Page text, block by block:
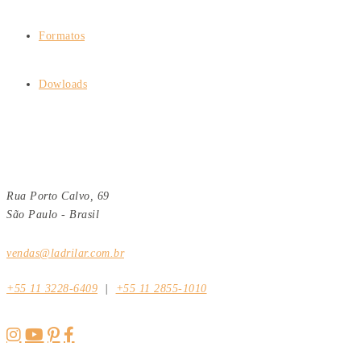
Formatos
Dowloads
Rua Porto Calvo, 69
São Paulo - Brasil
vendas@ladrilar.com.br
+55 11 3228-6409 | +55 11 2855-1010